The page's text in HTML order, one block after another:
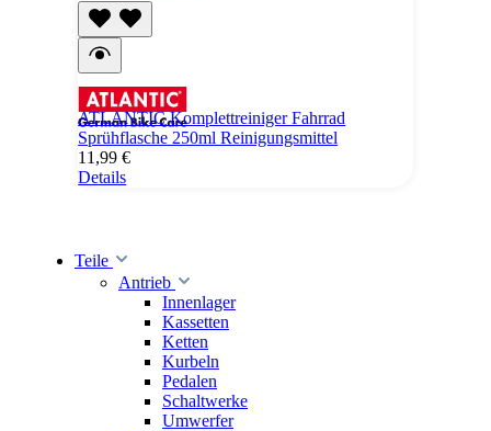
ATLANTIC Komplettreiniger Fahrrad
Sprühflasche 250ml Reinigungsmittel
11,99 €
Details
Teile
Antrieb
Innenlager
Kassetten
Ketten
Kurbeln
Pedalen
Schaltwerke
Umwerfer